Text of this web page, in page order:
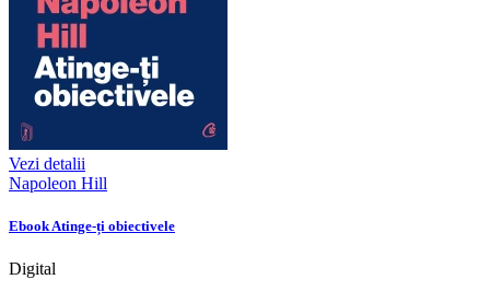
Vezi detalii
Napoleon Hill
Ebook Atinge-ți obiectivele
Digital